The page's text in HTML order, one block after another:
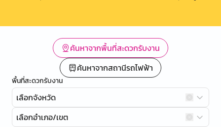
ค้นหาจากพื้นที่สะดวกรับงาน
ค้นหาจากสถานีรถไฟฟ้า
พื้นที่สะดวกรับงาน
เลือกจังหวัด
เลือกอำเภอ/เขต